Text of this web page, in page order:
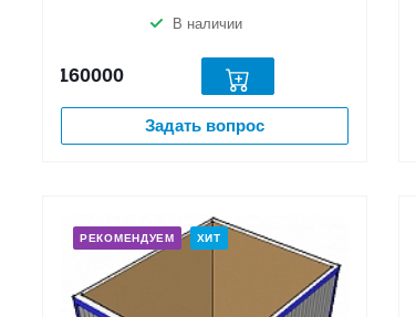
В наличии
160000
Задать вопрос
РЕКОМЕНДУЕМ ХИТ